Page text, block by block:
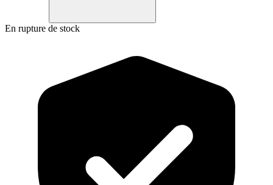
En rupture de stock